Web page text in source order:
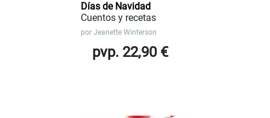
Días de Navidad
Cuentos y recetas
por Jeanette Winterson
pvp. 22,90 €